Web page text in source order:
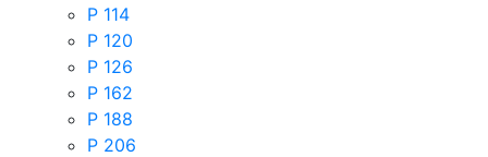
P 114
P 120
P 126
P 162
P 188
P 206